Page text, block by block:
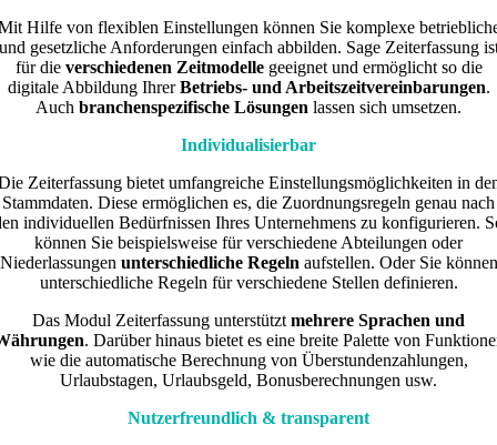
Hilfe von flexiblen Einstellungen können Sie komplexe
gesetzliche Anforderungen einfach abbilden. Sage Zeiterfassung
für die verschiedenen Zeitmodellegeeignet und ermöglicht so die
digitale Abbildung IhrerBetriebs- und Arbeitszeitvereinbarungen.
Auch branchenspezifische Lösungen lassen sich umsetzen.
Individualisierbar
Zeiterfassung bietet umfangreiche Einstellungsmöglichkeiten in
Stammdaten. Diese ermöglichen es, die Zuordnungsregeln genau nach
individuellen Bedürfnissen Ihres Unternehmens zu konfigurieren.
können Sie beispielsweise für verschiedene Abteilungen oder
Niederlassungen unterschiedliche Regeln aufstellen. Oder Sie können
unterschiedliche Regeln für verschiedene Stellen definieren.
Das Modul Zeiterfassung unterstützt mehrere Sprachen und
. Darüber hinaus bietet es eine breite Palette von
wie die automatische Berechnung von Überstundenzahlungen,
Urlaubstagen, Urlaubsgeld, Bonusberechnungen usw.
Nutzerfreundlich & transparent